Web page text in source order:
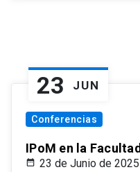
23 JUN
Conferencias
IPoM en la Facultad
23 de Junio de 2025